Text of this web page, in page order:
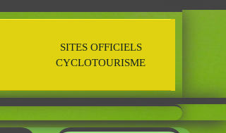
SITES OFFICIELS
CYCLOTOURISME